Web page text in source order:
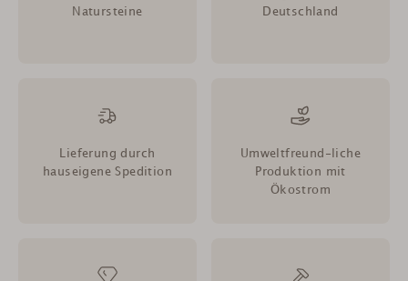
Natursteine
Deutschland
Lieferung durch
hauseigene Spedition
Umweltfreund-liche
Produktion mit
Ökostrom